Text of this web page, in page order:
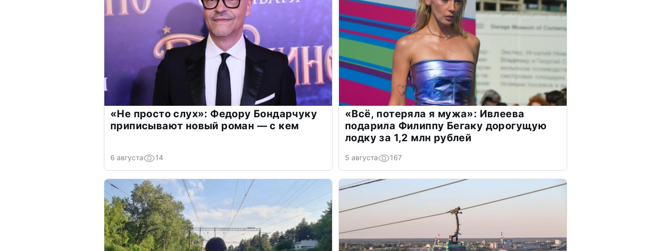
«Не просто слух»: Федору Бондарчуку
приписывают новый роман — с кем
6 августа 14
«Всё, потеряла я мужа»: Ивлеева
подарила Филиппу Бегаку дорогущую
лодку за 1,2 млн рублей
5 августа 167